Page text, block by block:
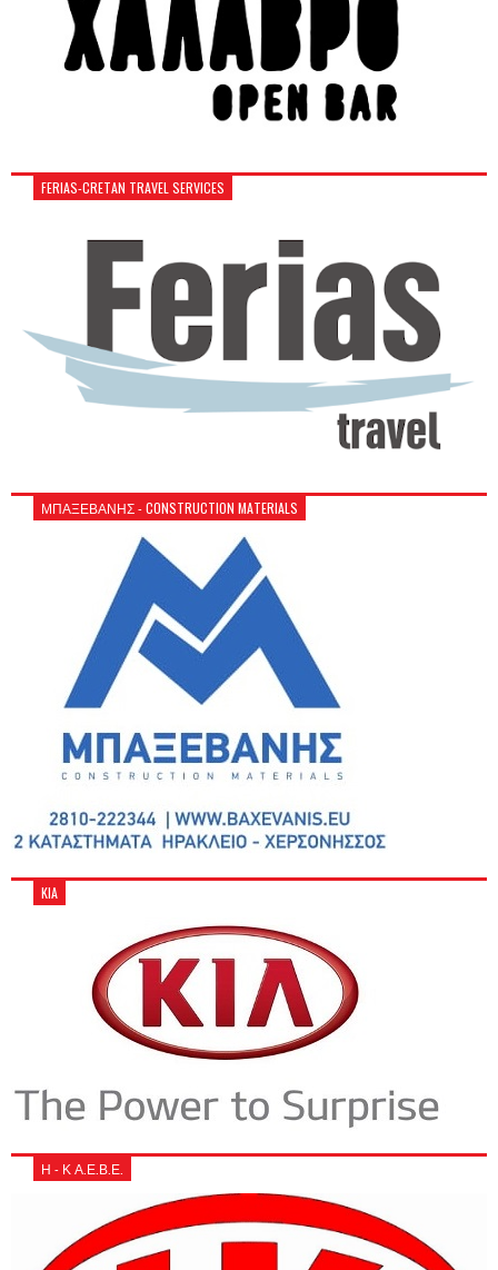
FERIAS-CRETAN TRAVEL SERVICES
ΜΠΑΞΕΒΑΝΗΣ - CONSTRUCTION MATERIALS
KIA
Η - Κ Α.Ε.Β.Ε.